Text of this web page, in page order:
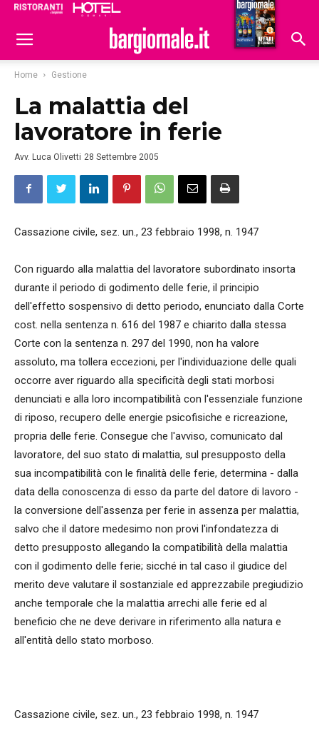
Hoteldomani
Home Gestione
La malattia del
lavoratore in ferie
Avv. Luca Olivetti 28 Settembre 2005
Cassazione civile, sez. un., 23 febbraio 1998, n. 1947
Con riguardo alla malattia del lavoratore subordinato insorta
durante il periodo di godimento delle ferie, il principio
dell'effetto sospensivo di detto periodo, enunciato dalla Corte
cost. nella sentenza n. 616 del 1987 e chiarito dalla stessa
Corte con la sentenza n. 297 del 1990, non ha valore
assoluto, ma tollera eccezioni, per l'individuazione delle quali
occorre aver riguardo alla specificità degli stati morbosi
denunciati e alla loro incompatibilità con l'essenziale funzione
di riposo, recupero delle energie psicofisiche e ricreazione,
propria delle ferie. Consegue che l'avviso, comunicato dal
lavoratore, del suo stato di malattia, sul presupposto della
sua incompatibilità con le finalità delle ferie, determina - dalla
data della conoscenza di esso da parte del datore di lavoro -
la conversione dell'assenza per ferie in assenza per malattia,
salvo che il datore medesimo non provi l'infondatezza di
detto presupposto allegando la compatibilità della malattia
con il godimento delle ferie; sicché in tal caso il giudice del
merito deve valutare il sostanziale ed apprezzabile pregiudizio
anche temporale che la malattia arrechi alle ferie ed al
beneficio che ne deve derivare in riferimento alla natura e
all'entità dello stato morboso.
Cassazione civile, sez. un., 23 febbraio 1998, n. 1947